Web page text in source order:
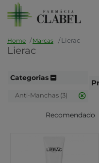
Home Marcas Lierac
Lierac
Categorias
Anti-Manchas (3)
Recomendado